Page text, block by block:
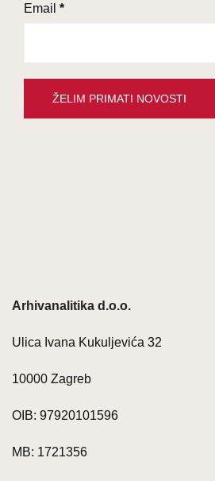
Email *
Arhivanalitika d.o.o.
Ulica Ivana Kukuljevića 32
10000 Zagreb
OIB: 97920101596
MB: 1721356